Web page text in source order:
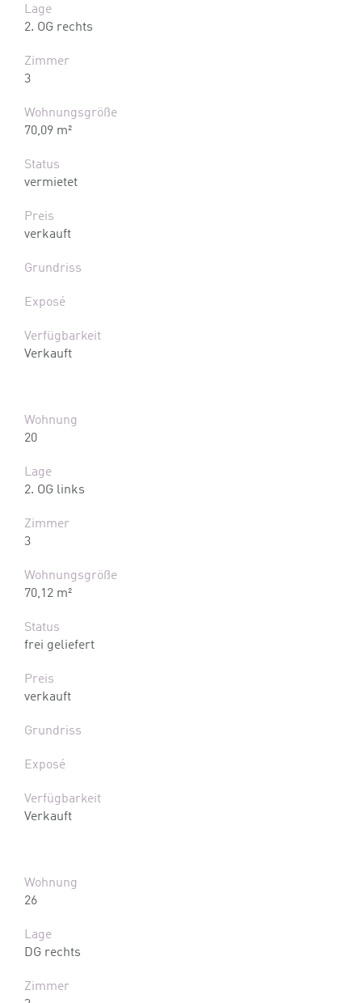
Lage
2. OG rechts
Zimmer
3
Wohnungsgröße
70,09 m²
Status
vermietet
Preis
verkauft
Grundriss
Exposé
Verfügbarkeit
Verkauft
Wohnung
20
Lage
2. OG links
Zimmer
3
Wohnungsgröße
70,12 m²
Status
frei geliefert
Preis
verkauft
Grundriss
Exposé
Verfügbarkeit
Verkauft
Wohnung
26
Lage
DG rechts
Zimmer